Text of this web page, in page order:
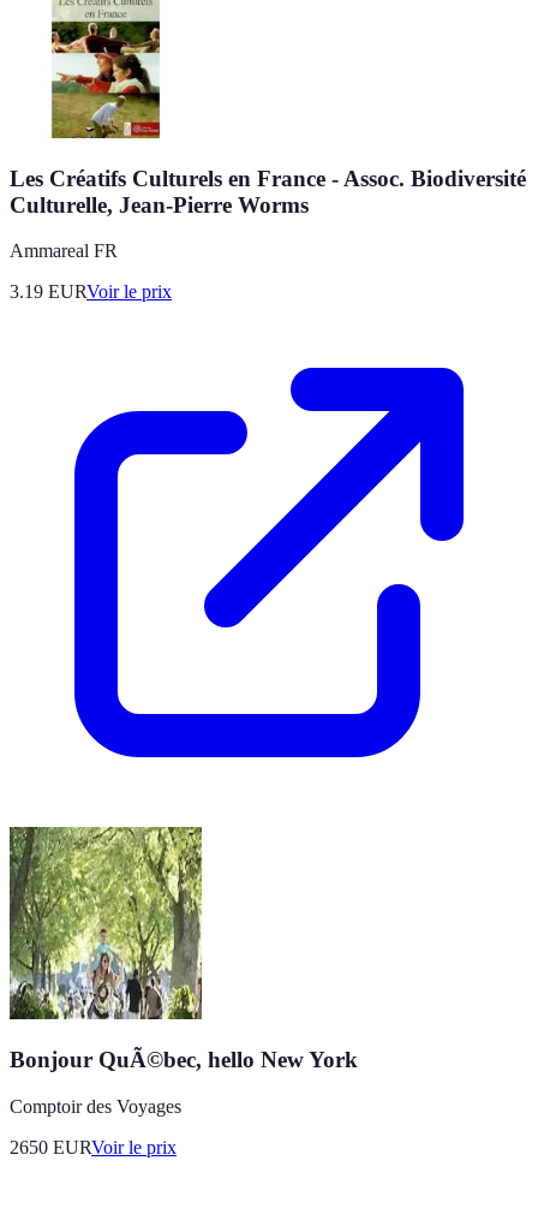
Les Créatifs Culturels en France - Assoc. Biodiversité
Culturelle, Jean-Pierre Worms
Ammareal FR
3.19 EURVoir le prix
Bonjour QuÃ©bec, hello New York
Comptoir des Voyages
2650 EURVoir le prix